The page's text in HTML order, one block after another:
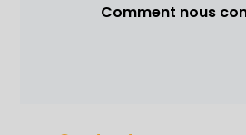
Comment nous